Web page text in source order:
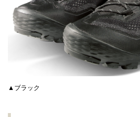
▲ブラック